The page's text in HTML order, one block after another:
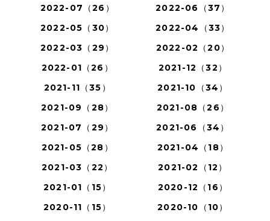
2022-07（26）
2022-06（37）
2022-05（30）
2022-04（33）
2022-03（29）
2022-02（20）
2022-01（26）
2021-12（32）
2021-11（35）
2021-10（34）
2021-09（28）
2021-08（26）
2021-07（29）
2021-06（34）
2021-05（28）
2021-04（18）
2021-03（22）
2021-02（12）
2021-01（15）
2020-12（16）
2020-11（15）
2020-10（10）